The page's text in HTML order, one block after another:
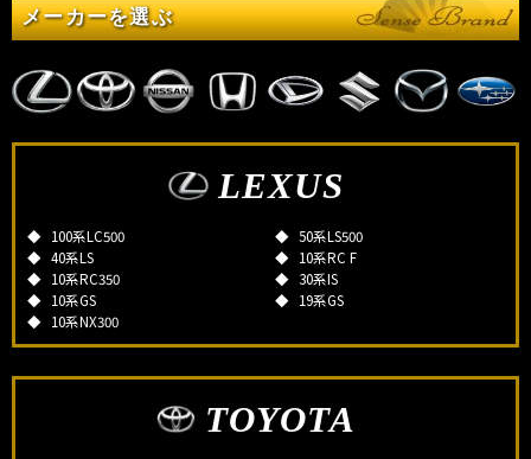
メーカーを選ぶ
LEXUS
100系LC500
50系LS500
40系LS
10系RC F
10系RC350
30系IS
10系GS
19系GS
10系NX300
TOYOTA